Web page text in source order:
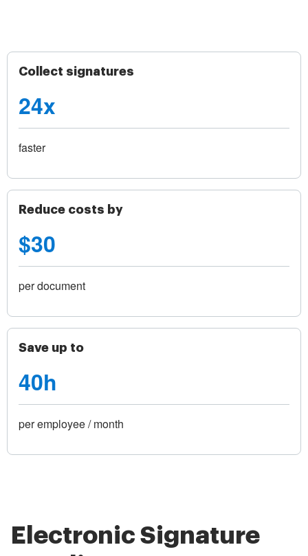
Collect signatures
24x
faster
Reduce costs by
$30
per document
Save up to
40h
per employee / month
Electronic Signature